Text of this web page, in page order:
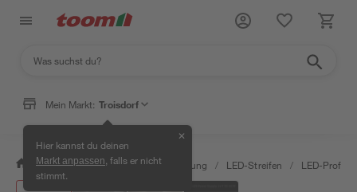
Mein Markt: Troisdorf
Hier kannst du deinen
Markt anpassen , falls er nicht
stimmt.
✕
/ Wohnen & Haushalt / Beleuchtung / LED-Streifen / LED-Profile